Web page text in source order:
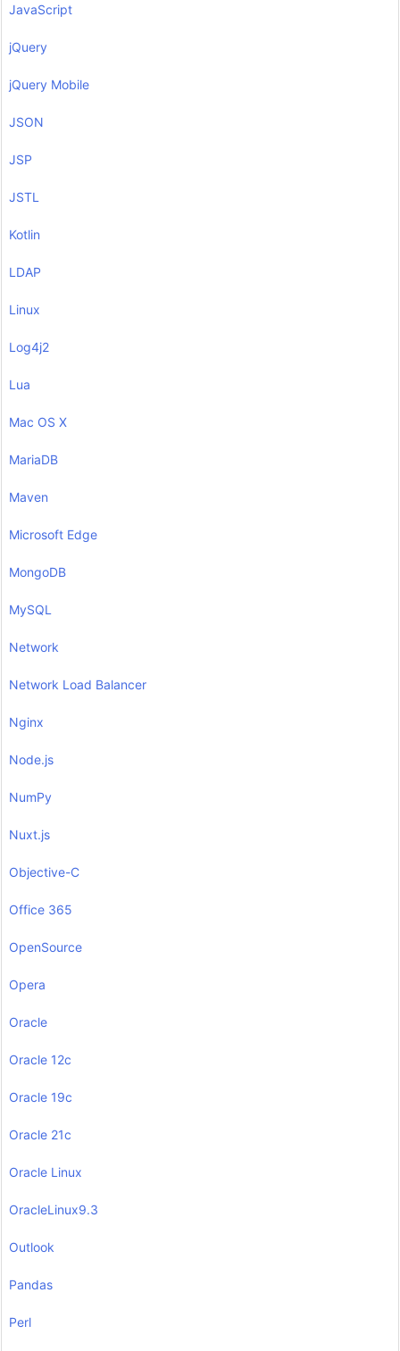
JavaScript
jQuery
jQuery Mobile
JSON
JSP
JSTL
Kotlin
LDAP
Linux
Log4j2
Lua
Mac OS X
MariaDB
Maven
Microsoft Edge
MongoDB
MySQL
Network
Network Load Balancer
Nginx
Node.js
NumPy
Nuxt.js
Objective-C
Office 365
OpenSource
Opera
Oracle
Oracle 12c
Oracle 19c
Oracle 21c
Oracle Linux
OracleLinux9.3
Outlook
Pandas
Perl